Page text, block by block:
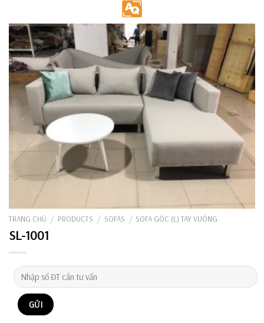
content
TRANG CHỦ / PRODUCTS / SOFAS / SOFA GÓC (L) TAY VUÔNG
SL-1001